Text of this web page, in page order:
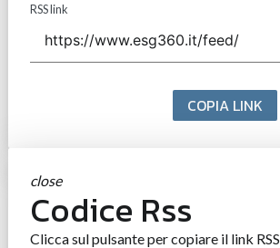
RSS link
COPIA LINK
close
Codice Rss
Clicca sul pulsante per copiare il link RSS